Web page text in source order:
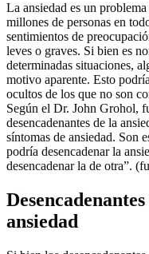
La ansiedad es un
millones de personas en
sentimientos de
leves o graves. Si bien es
determinadas situaciones,
motivo aparente. Esto
ocultos de los que no son
Según el Dr. John Grohol,
desencadenantes de la
síntomas de ansiedad. Son
podría desencadenar la
desencadenar la de otra”.
ansiedad